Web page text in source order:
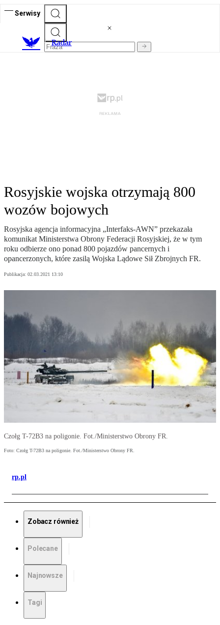
Serwisy
Radar
Rosyjskie wojska otrzymają 800
wozów bojowych
Rosyjska agencja informacyjna „Interfaks-AWN” przekazała
komunikat Ministerstwa Obrony Federacji Rosyjskiej, że w tym
roku odbierze ono ponad 800 pojazdów pancernych i
opancerzonych, które zasilą Wojska Lądowe Sił Zbrojnych FR.
Publikacja: 02.03.2021 13:10
Czołg T-72B3 na poligonie. Fot./Ministerstwo Obrony FR.
Foto: Czołg T-72B3 na poligonie. Fot./Ministerstwo Obrony FR.
rp.pl
Zobacz również
Polecane
Najnowsze
Tagi